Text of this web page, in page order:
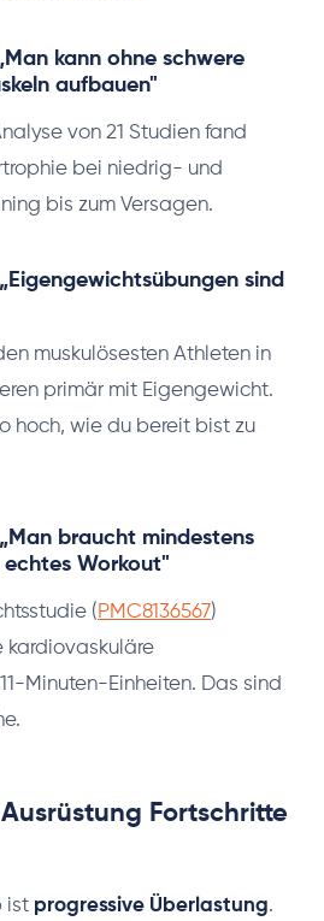
kann ohne schwere
aufbauen"
von 21 Studien fand
bei niedrig- und
bis zum Versagen.
sind
muskulösesten Athleten in
primär mit Eigengewicht.
hoch, wie du bereit bist zu
braucht mindestens
Workout"
( PMC8136567)
kardiovaskuläre
Minuten-Einheiten. Das sind
Fortschritte
ist progressive Überlastung.